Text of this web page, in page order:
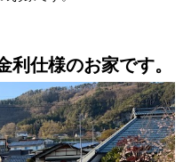
利仕様のお家です。